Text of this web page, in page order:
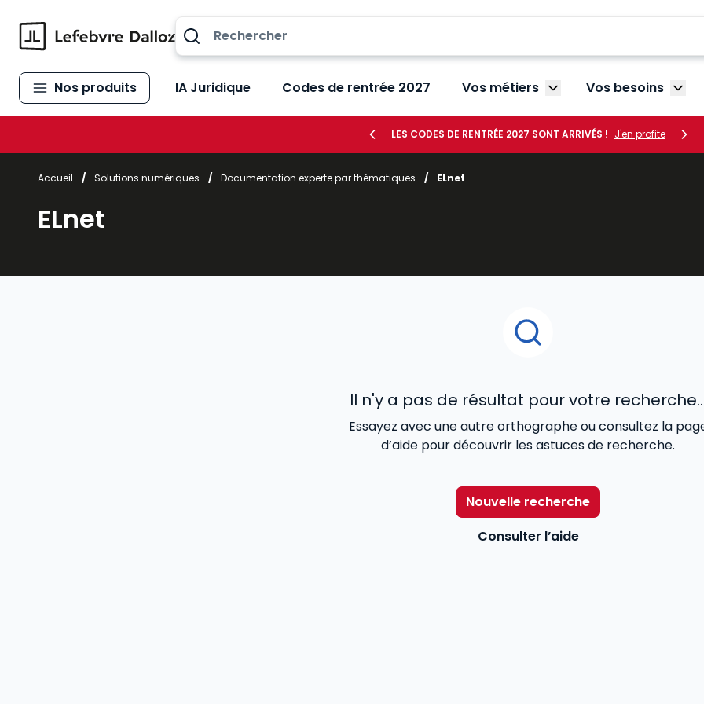
Nos produits IA Juridique Codes de rentrée 2027 Vos métiers Afficher le sous-menu
Vos besoins
LES CODES DE RENTRÉE 2027 SONT ARRIVÉS ! J'en profite
Accueil / Solutions numériques / Documentation experte par thématiques / ELnet
ELnet
Il n'y a pas de résultat pour votre
Essayez avec une autre orthographe ou consultez la
d’aide pour découvrir les astuces de recherche.
Nouvelle recherche
Consulter l’aide